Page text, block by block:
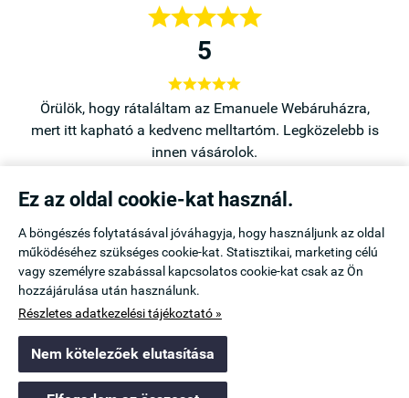
Ez az oldal cookie-kat használ.
A böngészés folytatásával jóváhagyja, hogy használjunk az oldal
működéséhez szükséges cookie-kat. Statisztikai, marketing célú
vagy személyre szabással kapcsolatos cookie-kat csak az Ön
hozzájárulása után használunk.
Részletes adatkezelési tájékoztató »
Nem kötelezőek elutasítása

5

Örülök, hogy rátaláltam az Emanuele Webáruházra,
mert itt kapható a kedvenc melltartóm. Legközelebb is
innen vásárolok.
Mezőtúr
Navigáció
Saját fiók
Információk